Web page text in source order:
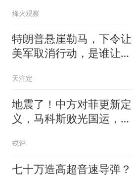
烽火观察
特朗普悬崖勒马，下令让
美军取消行动，是谁让他
天注定
地震了！中方对菲更新定
义，马科斯败光国运，还
戎评
七十万造高超音速导弹？